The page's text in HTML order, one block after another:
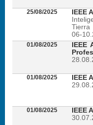
25/08/2025
IEEE
Tierra
06-
01/08/2025
01/08/2025
IEEE
01/08/2025
IEEE